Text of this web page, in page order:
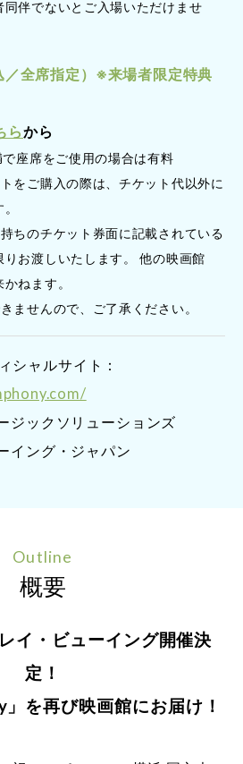
伴でないとご入場いただけませ
全席指定）※来場者限定特典
らから
座席をご使用の場合は有料
をご購入の際は、チケット代以外に
ちのチケット券面に記載されている
お渡しいたします。 他の映画館
ねます。
ませんので、ご了承ください。
シャルサイト：
ジックソリューションズ
イング・ジャパン
Outline
概要
イ・ビューイング開催決
定！
」を再び映画館にお届け！